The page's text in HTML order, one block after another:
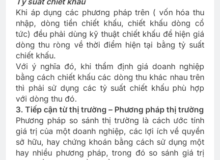
Khi áp dụng các phương pháp trên ( vốn hóa thu
nhập, dòng tiền chiết khấu, chiết khấu dòng cổ
tức) đều phải dùng kỹ thuật chiết khấu để hiện giá
dòng thu ròng về thời điểm hiện tại bằng tỷ suất
chiết khấu.
Với ý nghĩa đó, khi thẩm định giá doanh nghiệp
bằng cách chiết khấu các dòng thu khác nhau trên
thì phải sử dụng các tỷ suất chiết khấu phù hợp
với dòng thu đó.
3. Tiếp cận từ thị trường – Phương pháp thị trường
Phương pháp so sánh thị trường là cách ước tính
giá trị của một doanh nghiệp, các lợi ích về quyền
sở hữu, hay chứng khoán bằng cách sử dụng một
hay nhiều phương pháp, trong đó so sánh giá trị